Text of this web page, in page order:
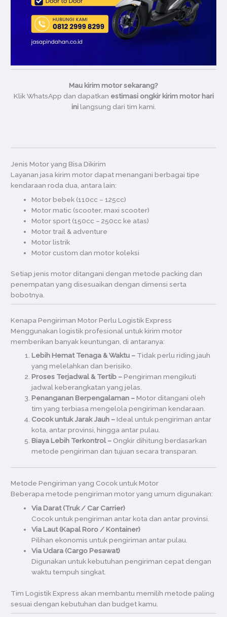
Mau kirim motor sekarang?
Klik WhatsApp dan dapatkan estimasi ongkir kirim motor hari
inilangsung dari tim kami.
Jenis Motor yang Bisa Dikirim
Layanan jasa kirim motor dapat menangani berbagai tipe
kendaraan roda dua, antara lain:
Motor bebek (110cc – 125cc)
Motor matic (scooter, maxi scooter)
Motor sport (150cc – 250cc ke atas)
Motor trail & adventure
Motor listrik
Motor custom dan motor koleksi
Setiap jenis motor ditangani dengan metode packing dan
penempatan yang disesuaikan dengan dimensi serta
bobotnya.
Kenapa Pengiriman Motor Perlu Logistik Express
Menggunakan logistik profesional untuk kirim motor
memberikan banyak keuntungan, di antaranya:
Lebih Hemat Tenaga & Waktu – Tidak perlu riding jauh
yang melelahkan dan berisiko.
Proses Terjadwal & Tertib –Pengiriman mengikuti
jadwal keberangkatan yang jelas.
Penanganan Berpengalaman –Motor ditangani oleh
tim yang terbiasa mengelola pengiriman kendaraan.
Cocok untuk Jarak Jauh –Ideal untuk pengiriman antar
kota, antar provinsi, hingga antar pulau.
Biaya Lebih Terkontrol – Ongkir dihitung berdasarkan
metode pengiriman dan tujuan secara transparan.
Metode Pengiriman yang Cocok untuk Motor
Beberapa metode pengiriman motor yang umum digunakan:
Via Darat (Truk / Car Carrier)
Cocok untuk pengiriman antar kota dan antar provinsi.
Via Laut (Kapal Roro / Kontainer)
Pilihan ekonomis untuk pengiriman antar pulau.
Via Udara (Cargo Pesawat)
Digunakan untuk kebutuhan pengiriman cepat dengan
waktu tempuh singkat.
Tim Logistik Express akan membantu memilih metode paling
sesuai dengan kebutuhan dan budget kamu.